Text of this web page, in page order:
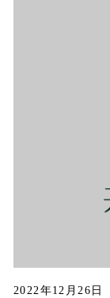
2022年12月26日